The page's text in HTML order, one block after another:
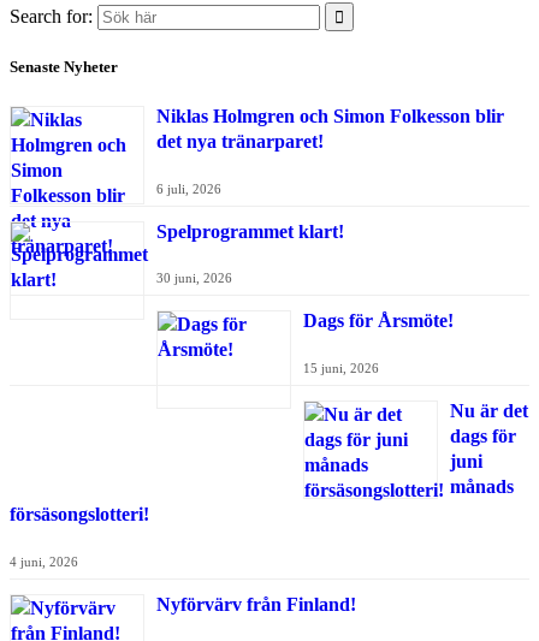
Search for:
Senaste Nyheter
Niklas Holmgren och Simon Folkesson blir
det nya tränarparet!
6 juli, 2026
Spelprogrammet klart!
30 juni, 2026
Dags för Årsmöte!
15 juni, 2026
Nu är det
dags för
juni
månads
försäsongslotteri!
4 juni, 2026
Nyförvärv från Finland!